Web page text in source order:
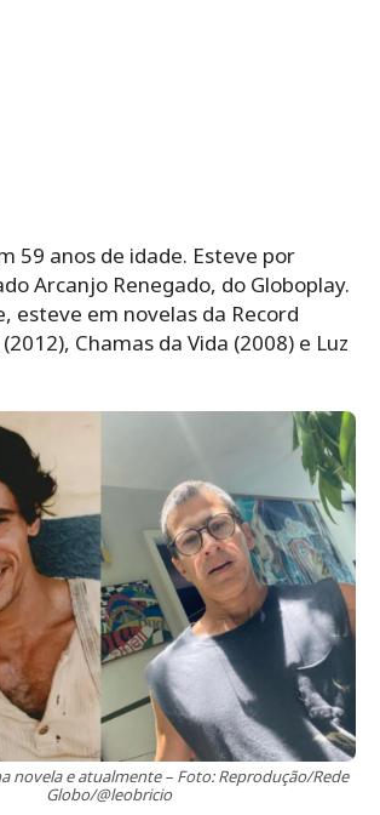
59 anos de idade. Esteve por
Arcanjo Renegado, do Globoplay.
esteve em novelas da Record
Chamas da Vida (2008) e Luz
novela e atualmente – Foto: Reprodução/Rede
Globo/@leobricio